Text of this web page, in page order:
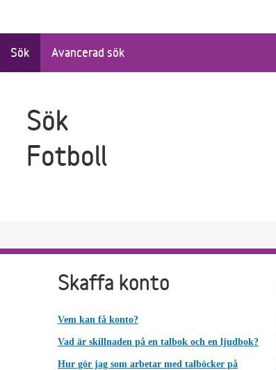
Sök Avancerad sök
Sök
Fotboll
Skaffa konto
Vem kan få konto?
Vad är skillnaden på en talbok och en ljudbok?
Hur gör jag som arbetar med talböcker på